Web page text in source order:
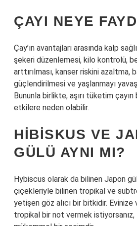
ÇAYI NEYE
Çay’ın avantajları arasında kalp
şekeri düzenlemesi, kilo kontrolü,
arttırılması, kanser riskini azaltma,
güçlendirilmesi ve yaşlanmayı
Bununla birlikte, aşırı tüketim çayın
etkilere neden olabilir.
HIBISKUS VE
GÜLÜ AYNI MI?
Hybiscus olarak da bilinen Japon
çiçekleriyle bilinen tropikal ve
yetişen göz alıcı bir bitkidir. Evinize
tropikal bir not vermek istiyorsanız,